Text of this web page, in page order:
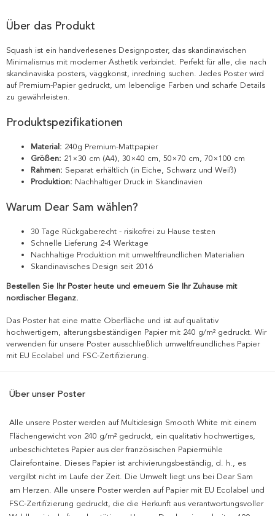
Über das Produkt
Squash ist ein handverlesenes Designposter, das skandinavischen
Minimalismus mit moderner Ästhetik verbindet. Perfekt für alle, die nach
skandinaviska posters, väggkonst, inredning suchen. Jedes Poster wird
auf Premium-Papier gedruckt, um lebendige Farben und scharfe Details
zu gewährleisten.
Produktspezifikationen
Material: 240g Premium-Mattpapier
Größen: 21×30 cm (A4), 30×40 cm, 50×70 cm, 70×100 cm
Rahmen: Separat erhältlich (in Eiche, Schwarz und Weiß)
Produktion: Nachhaltiger Druck in Skandinavien
Warum Dear Sam wählen?
30 Tage Rückgaberecht - risikofrei zu Hause testen
Schnelle Lieferung 2-4 Werktage
Nachhaltige Produktion mit umweltfreundlichen Materialien
Skandinavisches Design seit 2016
Bestellen Sie Ihr Poster heute und erneuern Sie Ihr Zuhause mit
nordischer Eleganz.
Das Poster hat eine matte Oberfläche und ist auf qualitativ
hochwertigem, alterungsbeständigen Papier mit 240 g/m² gedruckt. Wir
verwenden für unsere Poster ausschließlich umweltfreundliches Papier
mit EU Ecolabel und FSC-Zertifizierung.
Über unser Poster
Alle unsere Poster werden auf Multidesign Smooth White mit einem
Flächengewicht von 240 g/m² gedruckt, ein qualitativ hochwertiges,
unbeschichtetes Papier aus der französischen Papiermühle
Clairefontaine. Dieses Papier ist archivierungsbeständig, d. h., es
vergilbt nicht im Laufe der Zeit. Die Umwelt liegt uns bei Dear Sam
am Herzen. Alle unsere Poster werden auf Papier mit EU Ecolabel und
FSC-Zertifizierung gedruckt, die die Herkunft aus verantwortungsvoller